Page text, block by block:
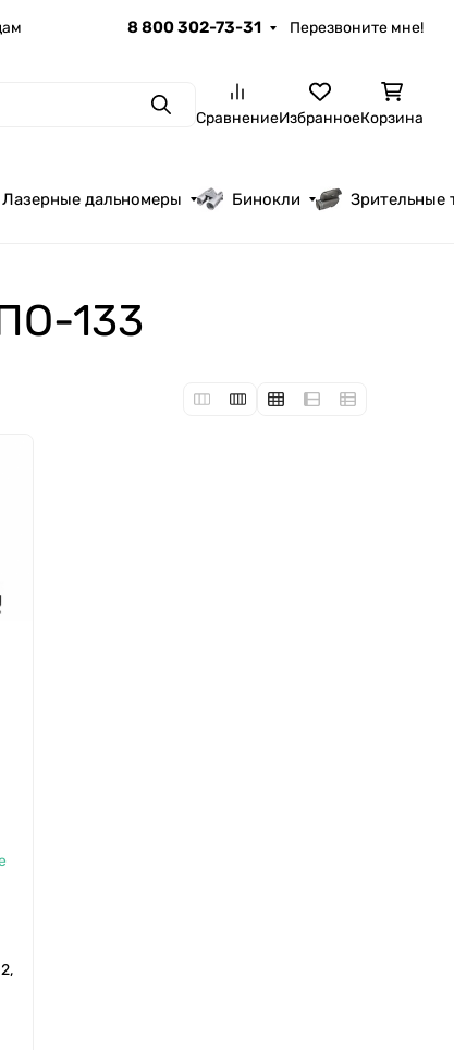
8 800 302-73-31 Перезвоните мне!
ПоискСравнениеИзбранноеКорзина
Лазерные дальномеры Бинокли Зрительные
133